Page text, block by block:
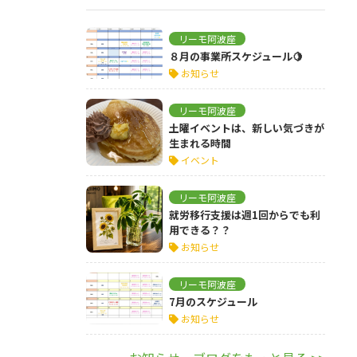
リーモ阿波座
８月の事業所スケジュール🍋
お知らせ
リーモ阿波座
土曜イベントは、新しい気づきが
生まれる時間
イベント
リーモ阿波座
就労移行支援は週1回からでも利
用できる？？
お知らせ
リーモ阿波座
7月のスケジュール
お知らせ